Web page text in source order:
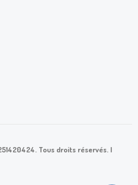
Tous droits réservés. |